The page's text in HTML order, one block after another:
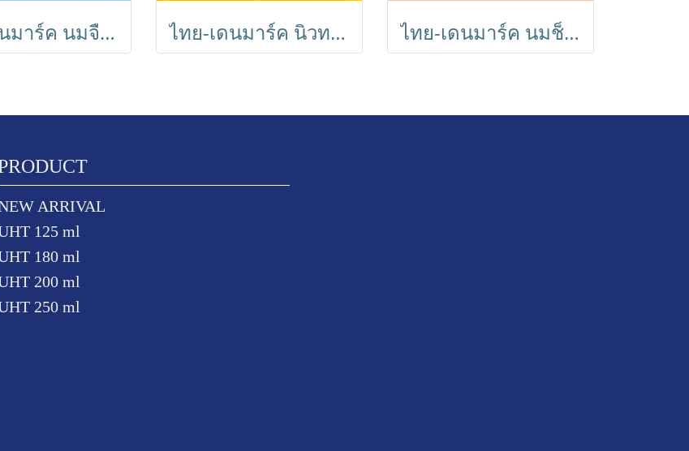
ไทย-เดนมาร์ค นมจืด UHT 250 ml // Thai-Denmark Plain Milk 250 ml (36 Boxes) ไทย-เดนมาร์ค นิวทริแคล ขนาด 250 มล. (12 กล่อง) // Thai-Denmark NutriCal 250 ml (12 Boxes) ไทย-เดนมาร์ค นมช็อคโกแลต UHT 250 ml // Chocolate Milk 250 ml (36 Boxes)
ARRIVAL
125 ml
180 ml
200 ml
250 ml